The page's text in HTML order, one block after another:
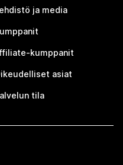
ja media
kumppanit
asiat
tila